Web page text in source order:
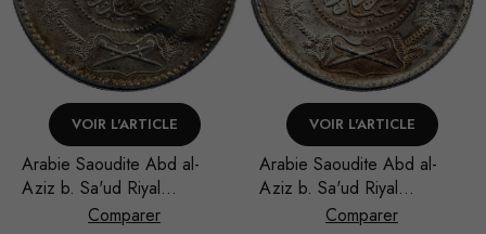
VOIR L'ARTICLE
Arabie Saoudite Abd al-
Aziz b. Sa'ud Riyal
1951/AH 1370
Comparer
VOIR L'ARTICLE
Arabie Saoudite Abd al-
Aziz b. Sa'ud Riyal
1935/AH 1354
Comparer